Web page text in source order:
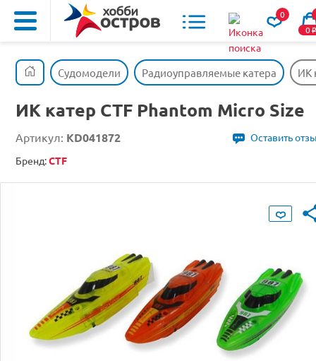
0
0o
Судомодели Радиоуправляемые катера ИК
ИК катер CTF Phantom Micro Size
Артикул: KD041872
Оставить
Бренд:CTF